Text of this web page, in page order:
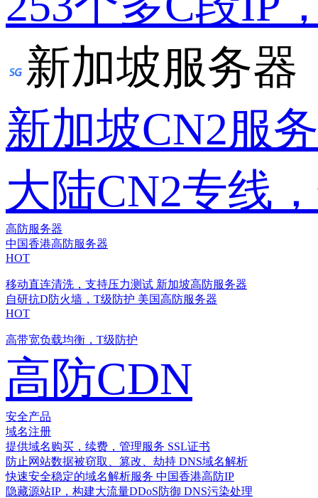
新加坡服务器
新加坡CN2服
大陆CN2专线
高防服务器
中国香港高防服务器
HOT
移动直连清洗，支持压力测试 新加坡高防服务器
自研抗D防火墙，T级防护 美国高防服务器
HOT
高带宽负载均衡，T级防护
高防CDN
安全产品
域名注册
提供域名购买，续费，管理服务 SSL证书
防止网站数据被窃取、篡改、劫持 DNS域名解析
快速安全稳定的域名解析服务 中国香港高防IP
隐藏源站IP，构建大流量DDoS防御 DNS污染处理